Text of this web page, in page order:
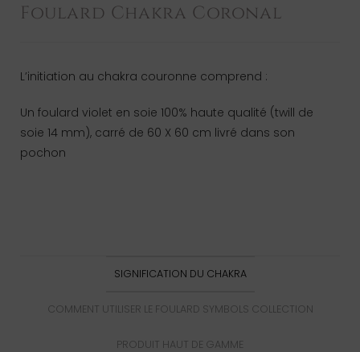
Foulard Chakra Coronal
L’initiation au chakra couronne comprend :
Un foulard violet en soie 100% haute qualité (twill de
soie 14 mm), carré de 60 X 60 cm livré dans son
pochon
SIGNIFICATION DU CHAKRA
COMMENT UTILISER LE FOULARD SYMBOLS COLLECTION
PRODUIT HAUT DE GAMME